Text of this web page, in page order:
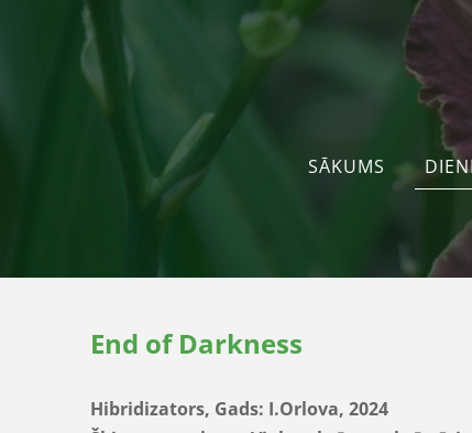
SĀKUMS
End of Darkness
Hibridizators, Gads: I.Orlova, 2024